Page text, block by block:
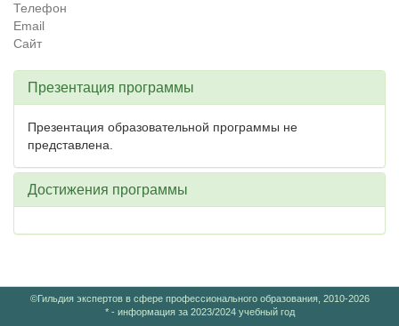
Телефон
Email
Сайт
Презентация программы
Презентация образовательной программы не
представлена.
Достижения программы
©Гильдия экспертов в сфере профессионального образования, 2010-2026
* - информация за 2023/2024 учебный год